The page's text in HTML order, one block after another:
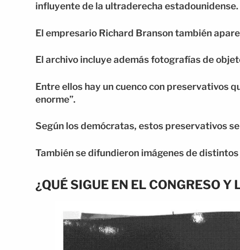
influyente de la ultraderecha estadounidense.
El empresario Richard Branson también
El archivo incluye además fotografías de
Entre ellos hay un cuenco con preservativos
enorme”.
Según los demócratas, estos preservativos
También se difundieron imágenes de
¿QUÉ SIGUE EN EL CONGRESO Y